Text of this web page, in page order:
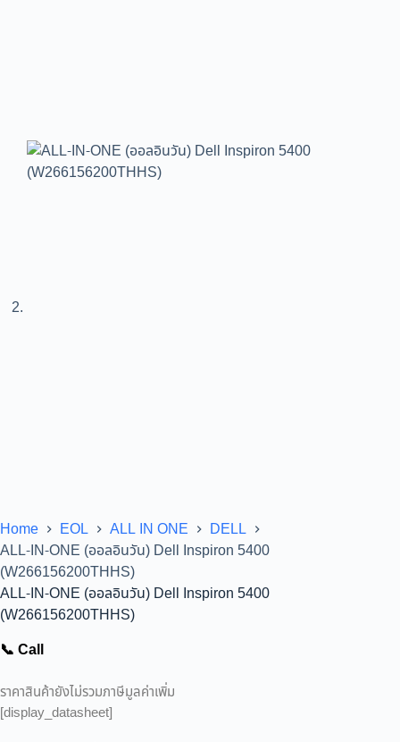
Home EOL ALL IN ONE
DELL
ALL-IN-ONE (ออลอินวัน) Dell Inspiron 5400
(W266156200THHS)
ALL-IN-ONE (ออลอินวัน) Dell Inspiron 5400
(W266156200THHS)
📞 Call
ราคาสินค้ายังไม่รวมภาษีมูลค่าเพิ่ม
[display_datasheet]